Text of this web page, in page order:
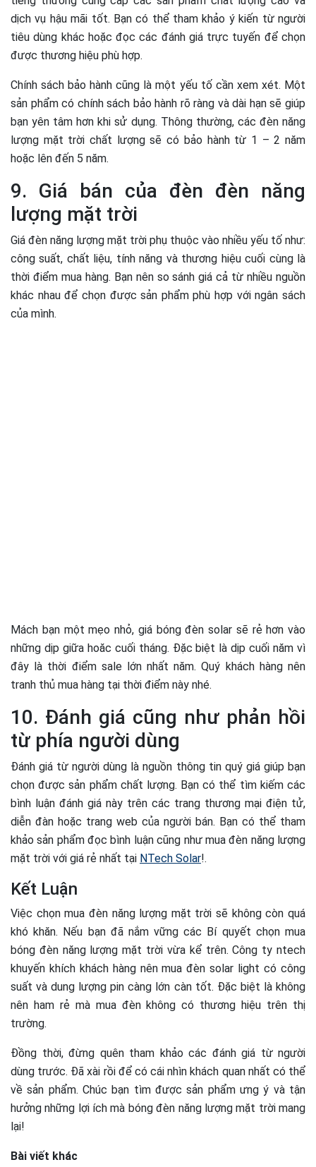
dịch vụ hậu mãi tốt. Bạn có thể tham khảo ý kiến từ người
tiêu dùng khác hoặc đọc các đánh giá trực tuyến để chọn
được thương hiệu phù hợp.
Chính sách bảo hành cũng là một yếu tố cần xem xét. Một
sản phẩm có chính sách bảo hành rõ ràng và dài hạn sẽ giúp
bạn yên tâm hơn khi sử dụng. Thông thường, các đèn năng
lượng mặt trời chất lượng sẽ có bảo hành từ 1 – 2 năm
hoặc lên đến 5 năm.
9. Giá bán của đèn đèn năng
lượng mặt trời
Giá đèn năng lượng mặt trời phụ thuộc vào nhiều yếu tố như:
công suất, chất liệu, tính năng và thương hiệu cuối cùng là
thời điểm mua hàng. Bạn nên so sánh giá cả từ nhiều nguồn
khác nhau để chọn được sản phẩm phù hợp với ngân sách
của mình.
Mách bạn một mẹo nhỏ, giá bóng đèn solar sẽ rẻ hơn vào
những dịp giữa hoăc cuối tháng. Đặc biệt là dịp cuối năm vì
đây là thời điểm sale lớn nhất năm. Quý khách hàng nên
tranh thủ mua hàng tại thời điểm này nhé.
10. Đánh giá cũng như phản hồi
từ phía người dùng
Đánh giá từ người dùng là nguồn thông tin quý giá giúp bạn
chọn được sản phẩm chất lượng. Bạn có thể tìm kiếm các
bình luận đánh giá này trên các trang thương mại điện tử,
diễn đàn hoặc trang web của người bán. Bạn có thể tham
khảo sản phẩm đọc bình luận cũng như mua đèn năng lượng
mặt trời với giá rẻ nhất tại NTech Solar!.
Kết Luận
Việc chọn mua đèn năng lượng mặt trời sẽ không còn quá
khó khăn. Nếu bạn đã nắm vững các Bí quyết chọn mua
bóng đèn năng lượng mặt trời vừa kể trên. Công ty ntech
khuyến khích khách hàng nên mua đèn solar light có công
suất và dung lượng pin càng lớn càn tốt. Đặc biệt là không
nên ham rẻ mà mua đèn không có thương hiệu trên thị
trường.
Đồng thời, đừng quên tham khảo các đánh giá từ người
dùng trước. Đã xài rồi để có cái nhìn khách quan nhất có thể
về sản phẩm. Chúc bạn tìm được sản phẩm ưng ý và tận
hưởng những lợi ích mà bóng đèn năng lượng mặt trời mang
lại!
Bài viết khác